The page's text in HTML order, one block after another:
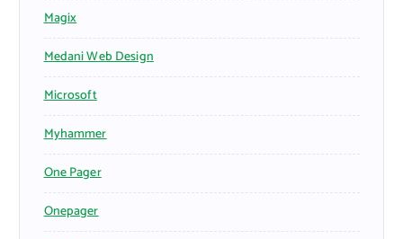
Magix
Medani Web Design
Microsoft
Myhammer
One Pager
Onepager